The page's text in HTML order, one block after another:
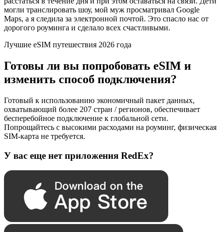
могли транслировать шоу, мой муж просматривал Google
Maps, а я следила за электронной почтой. Это спасло нас от
дорогого роуминга и сделало всех счастливыми.
Лучшие eSIM путешествия 2026 года
Готовы ли вы попробовать eSIM и
изменить способ подключения?
Готовый к использованию экономичный пакет данных,
охватывающий более 207 стран / регионов, обеспечивает
бесперебойное подключение к глобальной сети.
Попрощайтесь с высокими расходами на роуминг, физическая
SIM-карта не требуется.
У вас еще нет приложения RedEx?